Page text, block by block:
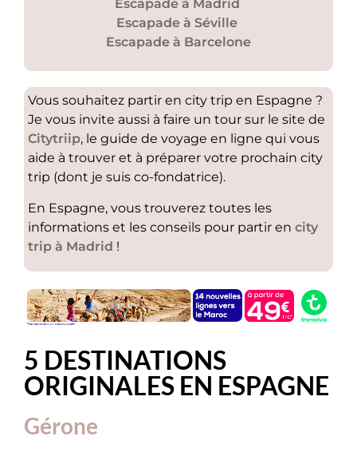
Escapade à Madrid
Escapade à Séville
Escapade à Barcelone
Vous souhaitez partir en city trip en Espagne ?
Je vous invite aussi à faire un tour sur le site de
Citytriip, le guide de voyage en ligne qui vous
aide à trouver et à préparer votre prochain city
trip (dont je suis co-fondatrice).
En Espagne, vous trouverez toutes les
informations et les conseils pour partir en city
trip à Madrid !
5 DESTINATIONS
ORIGINALES EN ESPAGNE
Gérone